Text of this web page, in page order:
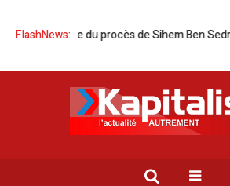
FlashNews:
Tunisie | Date du procès de Sihem Ben Sedrine